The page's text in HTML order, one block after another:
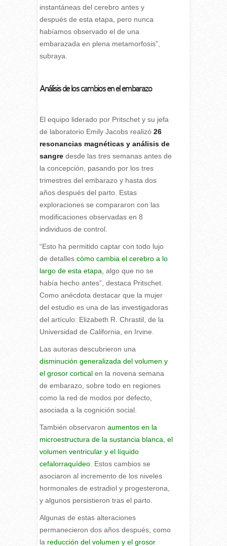
instantáneas del cerebro antes y
después de esta etapa, pero nunca
habíamos observado el de una
embarazada en plena metamorfosis”,
subraya.
Análisis de los cambios en el embarazo
El equipo liderado por Pritschet y su jefa
de laboratorio Emily Jacobs realizó 26
resonancias magnéticas y análisis de
sangredesde las tres semanas antes de
la concepción, pasando por los tres
trimestres del embarazo y hasta dos
años después del parto. Estas
exploraciones se compararon con las
modificaciones observadas en 8
individuos de control.
“Esto ha permitido captar con todo lujo
de detalles cómo cambia el cerebro a lo
largo de esta etapa, algo que no se
había hecho antes”, destaca Pritschet.
Como anécdota destacar que la mujer
del estudio es una de las investigadoras
del artículo: Elizabeth R. Chrastil, de la
Universidad de California, en Irvine.
Las autoras descubrieron una
disminución generalizada del volumen y
el grosor corticalen la novena semana
de embarazo, sobre todo en regiones
como la red de modos por defecto,
asociada a la cognición social.
También observaron aumentos en la
microestructura de la sustancia blanca, el
volumen ventricular y el líquido
cefalorraquídeo. Estos cambios se
asociaron al incremento de los niveles
hormonales de estradiol y progesterona,
y algunos persistieron tras el parto.
Algunas de estas alteraciones
permanecieron dos años después, como
la reducción del volumen y el grosor